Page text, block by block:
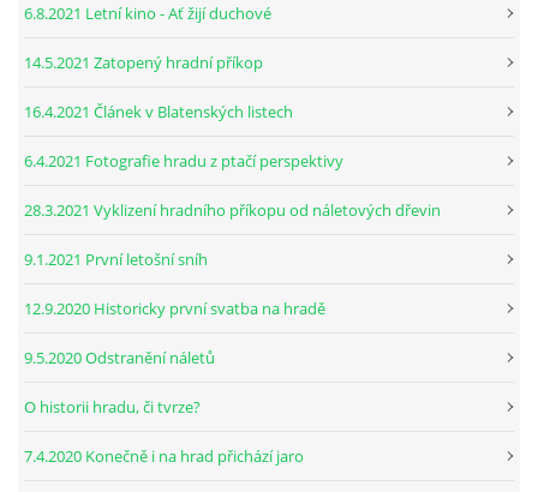
6.8.2021 Letní kino - Ať žijí duchové
14.5.2021 Zatopený hradní příkop
16.4.2021 Článek v Blatenských listech
6.4.2021 Fotografie hradu z ptačí perspektivy
28.3.2021 Vyklizení hradního příkopu od náletových dřevin
9.1.2021 První letošní sníh
12.9.2020 Historicky první svatba na hradě
9.5.2020 Odstranění náletů
O historii hradu, či tvrze?
7.4.2020 Konečně i na hrad přichází jaro